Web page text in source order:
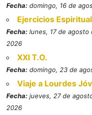
Fecha: domingo, 16 de
Ejercicios
Fecha: lunes, 17 de agosto
2026
XXI T.O.
Fecha: domingo, 23 de
Viaje a Lourdes
Fecha: jueves, 27 de
2026